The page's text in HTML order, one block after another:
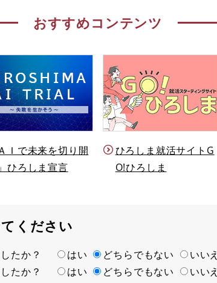
おすすめコンテンツ
Ｉで未来を切り開
ひろしま宣言
ひろしま就活サイトG
O!ひろしま
ください
したか？ はい どちらでもない
いいえ
したか？ はい どちらでもない いいえ